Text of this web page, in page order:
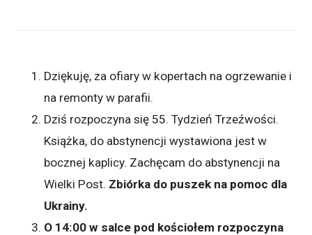
Dziękuję, za ofiary w kopertach na ogrzewanie i
na remonty w parafii.
Dziś rozpoczyna się 55. Tydzień Trzeźwości.
Książka, do abstynencji wystawiona jest w
bocznej kaplicy. Zachęcam do abstynencji na
Wielki Post. Zbiórka do puszek na pomoc dla
Ukrainy.
O 14:00 w salce pod kościołem rozpoczyna